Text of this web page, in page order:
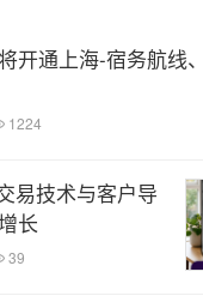
开通上海-宿务航线
1224
易技术与客户导
长
39